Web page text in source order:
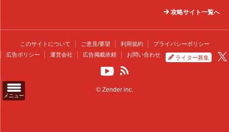
メニュー
攻略サイト一覧へ
このサイトについて ご意見/要望 利用規約
プライバシーポリシー
広告ポリシー
運営会社 広告掲載依頼 お問い合わせ ライター募集
© Zender inc.